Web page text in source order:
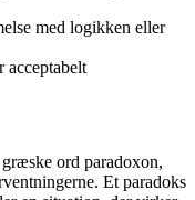
med logikken eller
acceptabelt
ord paradoxon,
Et paradoks